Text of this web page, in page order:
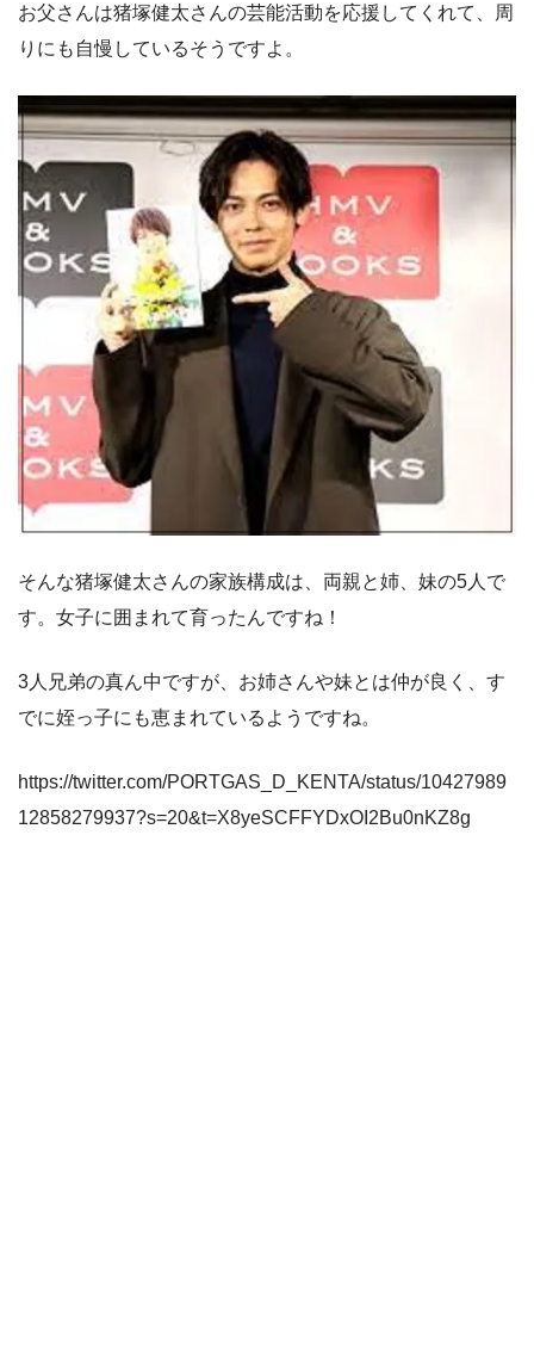
お父さんは猪塚健太さんの芸能活動を応援してくれて、周
りにも自慢しているそうですよ。
そんな猪塚健太さんの家族構成は、両親と姉、妹の5人で
す。女子に囲まれて育ったんですね！
3人兄弟の真ん中ですが、お姉さんや妹とは仲が良く、す
でに姪っ子にも恵まれているようですね。
https://twitter.com/PORTGAS_D_KENTA/status/10427989
12858279937?s=20&t=X8yeSCFFYDxOI2Bu0nKZ8g